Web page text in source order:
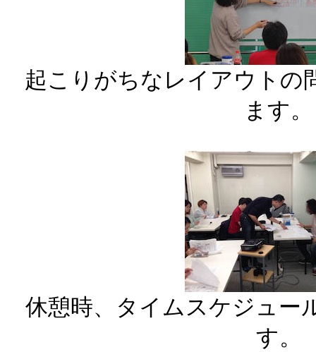
起こりがちなレイアウトの
ます。
休憩時、タイムスケジュー
す。